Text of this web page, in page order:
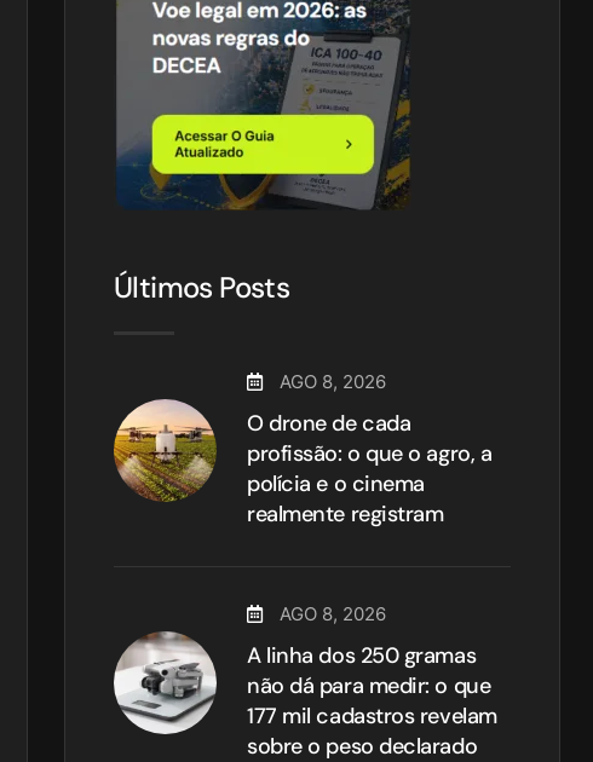
Últimos Posts
AGO 8, 2026
O drone de cada
profissão: o que o agro, a
polícia e o cinema
realmente registram
AGO 8, 2026
A linha dos 250 gramas
não dá para medir: o que
177 mil cadastros revelam
sobre o peso declarado